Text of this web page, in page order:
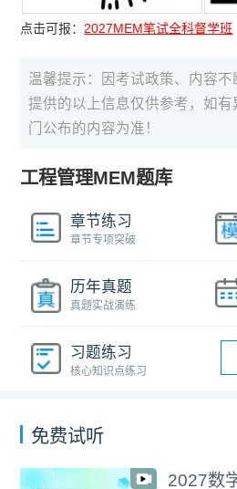
点击可报：2027MEM笔试全科督学班
温馨提示：因考试政策、内容
提供的以上信息仅供参考，如
门公布的内容为准！
工程管理MEM题库
章节练习
章节专项突破
历年真题
真题实战演练
习题练习
核心知识点练习
免费试听
2027数